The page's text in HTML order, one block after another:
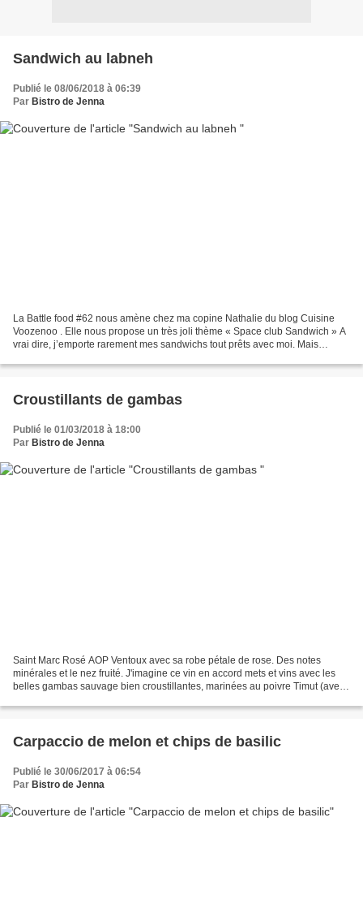
Sandwich au labneh
Publié le 08/06/2018 à 06:39
Par Bistro de Jenna
La Battle food #62 nous amène chez ma copine Nathalie du blog Cuisine
Voozenoo . Elle nous propose un très joli thème « Space club Sandwich » A
vrai dire, j’emporte rarement mes sandwichs tout prêts avec moi. Mais
Croustillants de gambas
Publié le 01/03/2018 à 18:00
Par Bistro de Jenna
Saint Marc Rosé AOP Ventoux avec sa robe pétale de rose. Des notes
minérales et le nez fruité. J'imagine ce vin en accord mets et vins avec les
belles gambas sauvage bien croustillantes, marinées au poivre Timut (avec
Carpaccio de melon et chips de basilic
Publié le 30/06/2017 à 06:54
Par Bistro de Jenna